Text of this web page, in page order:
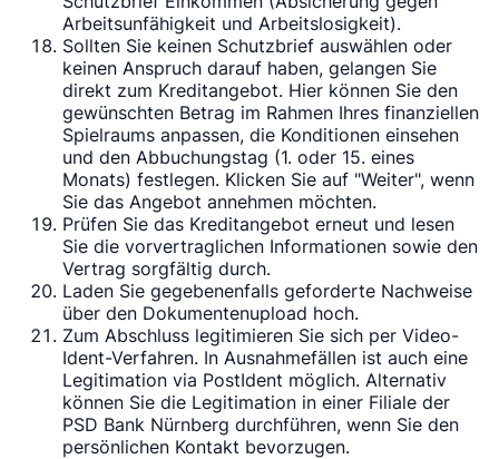
Arbeitsunfähigkeit und Arbeitslosigkeit).
Sollten Sie keinen Schutzbrief auswählen oder
keinen Anspruch darauf haben, gelangen Sie
direkt zum Kreditangebot. Hier können Sie den
gewünschten Betrag im Rahmen Ihres finanziellen
Spielraums anpassen, die Konditionen einsehen
und den Abbuchungstag (1. oder 15. eines
Monats) festlegen. Klicken Sie auf "Weiter", wenn
Sie das Angebot annehmen möchten.
Prüfen Sie das Kreditangebot erneut und lesen
Sie die vorvertraglichen Informationen sowie den
Vertrag sorgfältig durch.
Laden Sie gegebenenfalls geforderte Nachweise
über den Dokumentenupload hoch.
Zum Abschluss legitimieren Sie sich per Video-
Ident-Verfahren. In Ausnahmefällen ist auch eine
Legitimation via PostIdent möglich. Alternativ
können Sie die Legitimation in einer Filiale der
PSD Bank Nürnberg durchführen, wenn Sie den
persönlichen Kontakt bevorzugen.